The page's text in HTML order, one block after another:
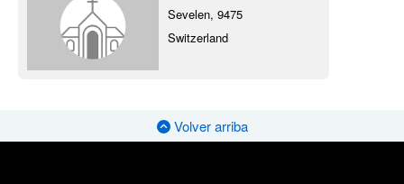
Sevelen, 9475
Switzerland
Volver arriba